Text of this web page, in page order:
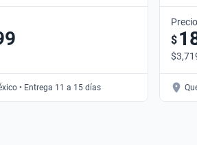
• Entrega 11 a 15 días
$